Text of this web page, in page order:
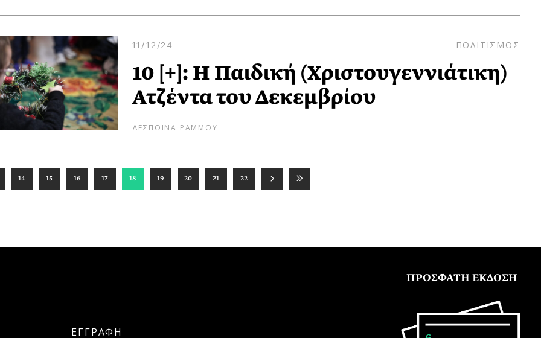
11/12/24 ΠΟΛΙΤΙΣΜΟΣ
10 [+]: Η Παιδική (Χριστουγεννιάτικη)
Ατζέντα του Δεκεμβρίου
ΔΕΣΠΟΙΝΑ ΡΑΜΜΟΥ
14 15 16 17 18 19 20 21 22
ΠΡΟΣΦΑΤΗ ΕΚΔΟΣΗ